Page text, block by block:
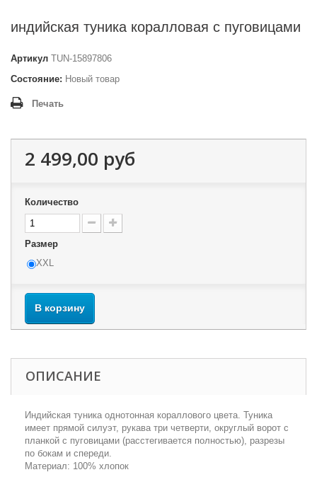
индийская туника коралловая с пуговицами
Артикул TUN-15897806
Состояние: Новый товар
Печать
2 499,00 руб
Количество
Размер
XXL
В корзину
ОПИСАНИЕ
Индийская туника однотонная кораллового цвета. Туника
имеет прямой силуэт, рукава три четверти, округлый ворот с
планкой с пуговицами (расстегивается полностью), разрезы
по бокам и спереди.
Материал: 100% хлопок